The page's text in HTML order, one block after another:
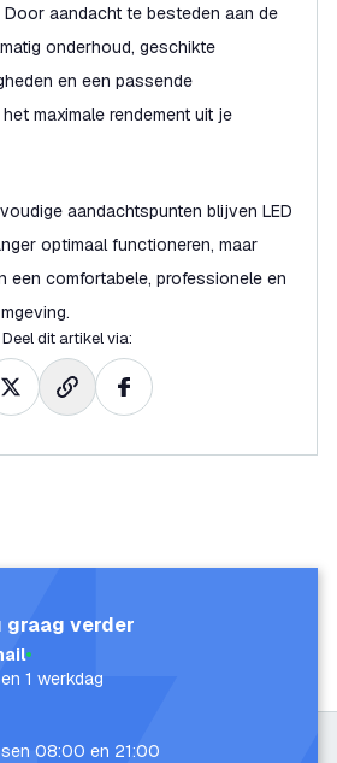
aandacht te besteden aan de
onderhoud, geschikte
en een passende
maximale rendement uit je
aandachtspunten blijven LED
optimaal functioneren, maar
een comfortabele, professionele en
Deel dit artikel via:
graag verder
1 werkdag
08:00 en 21:00